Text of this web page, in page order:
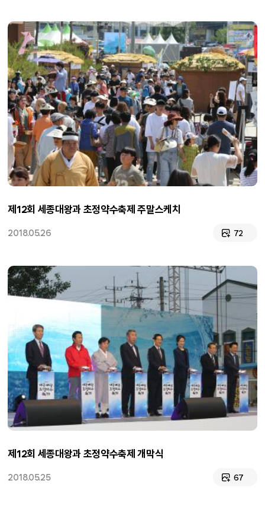
제12회 세종대왕과 초정약수축제 주말스케치
2018.05.26 72
제12회 세종대왕과 초정약수축제 개막식
2018.05.25 67